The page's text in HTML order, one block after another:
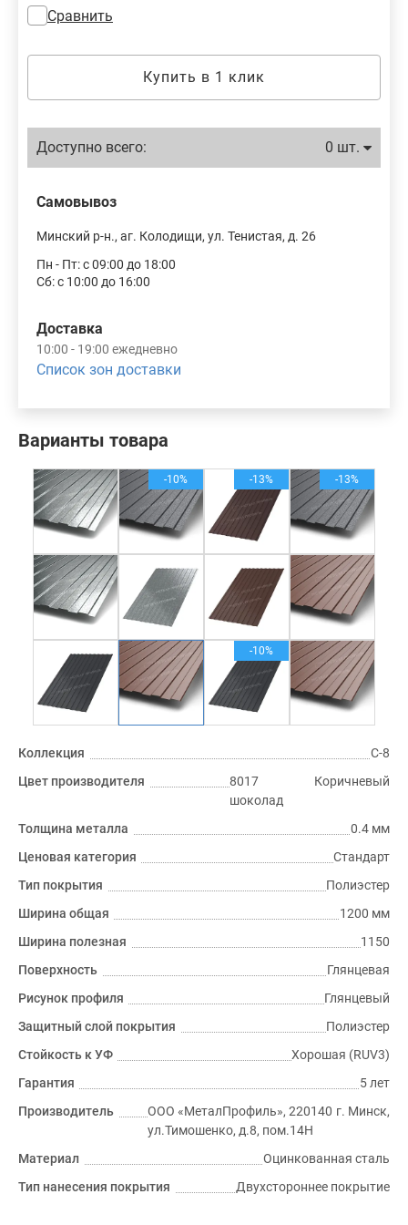
Варианты товара
-10% -13% -13%
-10%
Коллекция
С-8
Цвет производителя
8017 Коричневый
шоколад
Толщина металла
0.4 мм
Ценовая категория
Стандарт
Тип покрытия
Полиэстер
Ширина общая
1200 мм
Ширина полезная
1150
Поверхность
Глянцевая
Рисунок профиля
Глянцевый
Защитный слой покрытия
Полиэстер
Стойкость к УФ
Хорошая (RUV3)
Гарантия
5 лет
Производитель
ООО «МеталПрофиль», 220140 г. Минск,
ул.Тимошенко, д.8, пом.14Н
Материал
Оцинкованная сталь
Тип нанесения покрытия
Двухстороннее покрытие
Сравнить
Купить в 1 клик
Доступно всего: 0 шт.
Самовывоз
Минский р-н., аг. Колодищи, ул. Тенистая, д. 26
Пн - Пт: с 09:00 до 18:00
Сб: с 10:00 до 16:00
Доставка
10:00 - 19:00 ежедневно
Список зон доставки